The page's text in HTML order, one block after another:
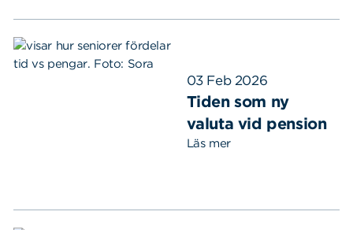
03 Feb 2026
Tiden som ny
valuta vid pension
Läs mer